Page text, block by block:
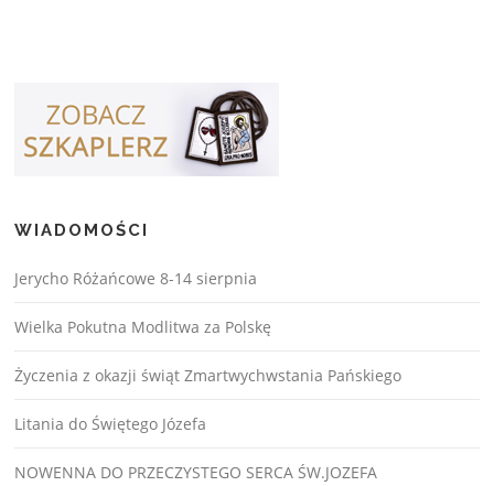
WIADOMOŚCI
Jerycho Różańcowe 8-14 sierpnia
Wielka Pokutna Modlitwa za Polskę
Życzenia z okazji świąt Zmartwychwstania Pańskiego
Litania do Świętego Józefa
NOWENNA DO PRZECZYSTEGO SERCA ŚW.JOZEFA